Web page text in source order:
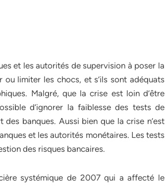
et les autorités de supervision à poser la
limiter les chocs, et s’ils sont adéquats
Malgré, que la crise est loin d’être
d’ignorer la faiblesse des tests de
banques. Aussi bien que la crise n’est
et les autorités monétaires. Les tests
des risques bancaires.
systémique de 2007 qui a affecté le